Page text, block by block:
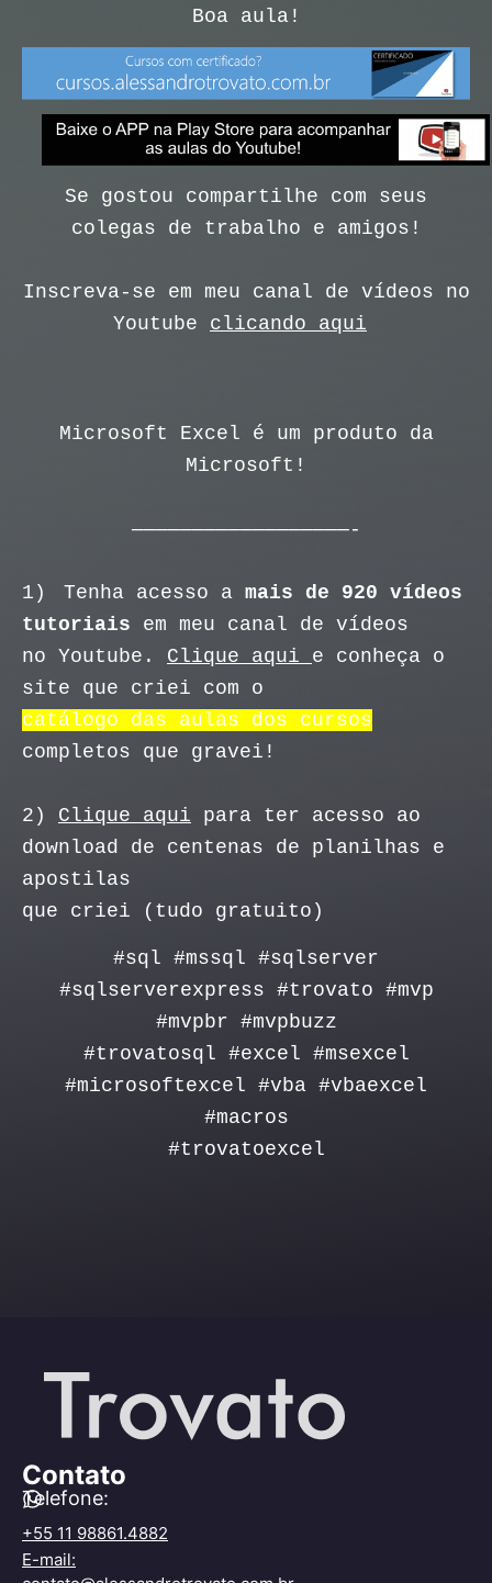
Boa aula!
Se gostou compartilhe com seus
colegas de trabalho e amigos!
Inscreva-se em meu canal de vídeos no
Youtube clicando aqui
Microsoft Excel é um produto da
Microsoft!
——————————————————-
1) Tenha acesso a mais de 920 vídeos
tutoriais em meu canal de vídeos
no Youtube. Clique aqui e conheça o
site que criei com o
catálogo das aulas dos cursos
completos que gravei!
2) Clique aqui para ter acesso ao
download de centenas de planilhas e
apostilas
que criei (tudo gratuito)
#sql #mssql #sqlserver
#sqlserverexpress #trovato #mvp
#mvpbr #mvpbuzz
#trovatosql #excel #msexcel
#microsoftexcel #vba #vbaexcel
#macros
#trovatoexcel
Contato
Telefone:
+55 11 98861.4882
E-mail: